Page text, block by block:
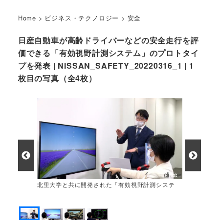
Home > ビジネス・テクノロジー > 安全
日産自動車が高齢ドライバーなどの安全走行を評
価できる「有効視野計測システム」のプロトタイ
プを発表 | NISSAN_SAFETY_20220316_1 | 1
枚目の写真（全4枚）
北里大学と共に開発された「有効視野計測システ